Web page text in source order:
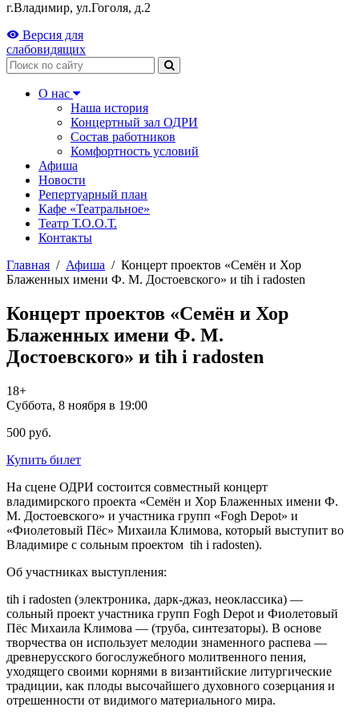
г.Владимир, ул.Гоголя, д.2
Версия для
слабовидящих
Поиск
О нас
Наша история
Концертный зал ОДРИ
Состав работников
Комфортность условий
Афиша
Новости
Репертуарный план
Кафе «Театральное»
Театр Т.О.О.Т.
Контакты
Главная / Афиша / Концерт проектов «Семён и Хор
Блаженных имени Ф. М. Достоевского» и tih i radosten
Концерт проектов «Семён и Хор
Блаженных имени Ф. М.
Достоевского» и tih i radosten
18+
Суббота, 8 ноября в 19:00
500 руб.
Купить билет
На сцене ОДРИ состоится совместный концерт
владимирского проекта «Семён и Хор Блаженных имени Ф.
М. Достоевского» и участника групп «Fogh Depot» и
«Фиолетовый Пëс» Михаила Климова, который выступит во
Владимире с сольным проектом tih i radosten).
Об участниках выступления:
tih i radosten (электроника, дарк-джаз, неоклассика) —
сольный проект участника групп Fogh Depot и Фиолетовый
Пëс Михаила Климова — (труба, синтезаторы). В основе
творчества он использует мелодии знаменного распева —
древнерусского богослужебного молитвенного пения,
уходящего своими корнями в византийские литургические
традиции, как плоды высочайшего духовного созерцания и
отрешенности от видимого материального мира.